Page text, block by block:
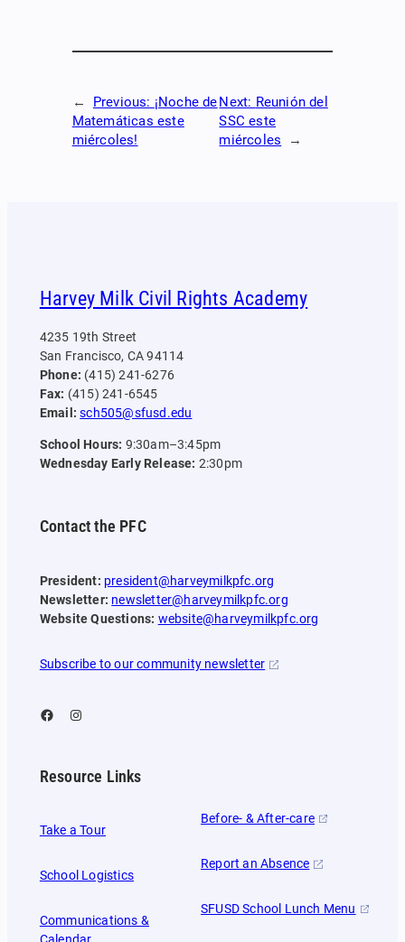
← Previous: ¡Noche de
Matemáticas este
miércoles!
Next: Reunión del
SSC este
miércoles
→
Harvey Milk Civil Rights Academy
4235 19th Street
San Francisco, CA 94114
Phone: (415) 241-6276
Fax: (415) 241-6545
Email: sch505@sfusd.edu
School Hours: 9:30am–3:45pm
Wednesday Early Release: 2:30pm
Contact the PFC
President: president@harveymilkpfc.org
Newsletter: newsletter@harveymilkpfc.org
Website Questions: website@harveymilkpfc.org
Subscribe to our community newsletter
Facebook Instagram
Resource Links
Take a Tour
School Logistics
Communications &
Before- & After-care
Report an Absence
SFUSD School Lunch Menu